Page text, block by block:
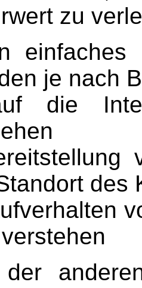
zu
einfaches
je nach
die
des